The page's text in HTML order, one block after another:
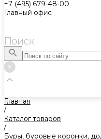
+7 (495) 679-48-00
Главный офис
Поиск
Главная
/
Каталог товаров
/
Буры, буровые коронки,